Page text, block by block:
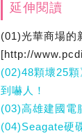
延伸閱讀
(01)光華商場的
[http://
(02)48顆壞25
到嚇人！
(03)高雄建國電
(04)Seagate硬